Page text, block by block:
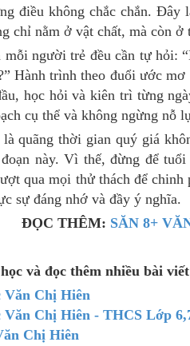
điều không chắc chắn. Đây
chỉ nằm ở vật chất, mà còn ở
người trẻ đều cần tự hỏi:
Hành trình theo đuổi ước
học hỏi và kiên trì từng
cụ thể và không ngừng nỗ
thời gian quý giá không
này. Vì thế, đừng để
qua mọi thử thách để
sự đáng nhớ và đầy ý nghĩa.
ĐỌC THÊM: SĂN 8+
và đọc thêm nhiều bài
Văn Chị Hiên
Văn Chị Hiên - THCS Lớp
Chị Hiên